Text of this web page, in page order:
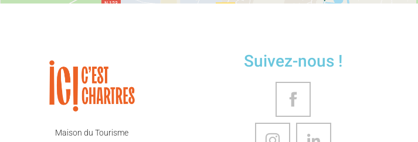
Maison du Tourisme
Suivez-nous !